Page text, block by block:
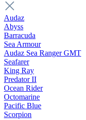
Audaz
Abyss
Barracuda
Sea Armour
Audaz Sea Ranger GMT
Seafarer
King Ray
Predator II
Ocean Rider
Octomarine
Pacific Blue
Scorpion